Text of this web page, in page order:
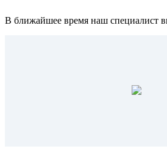
В ближайшее время наш специалист